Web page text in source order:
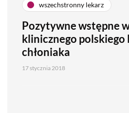
wszechstronny lekarz
Pozytywne wstępne
klinicznego polskiego
chłoniaka
17 stycznia 2018